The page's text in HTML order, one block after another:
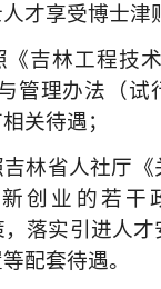
人才享受博士津
《吉林工程技
管理办法（试
关待遇；
吉林省人社厅
创业的若干
落实引进人
配套待遇。